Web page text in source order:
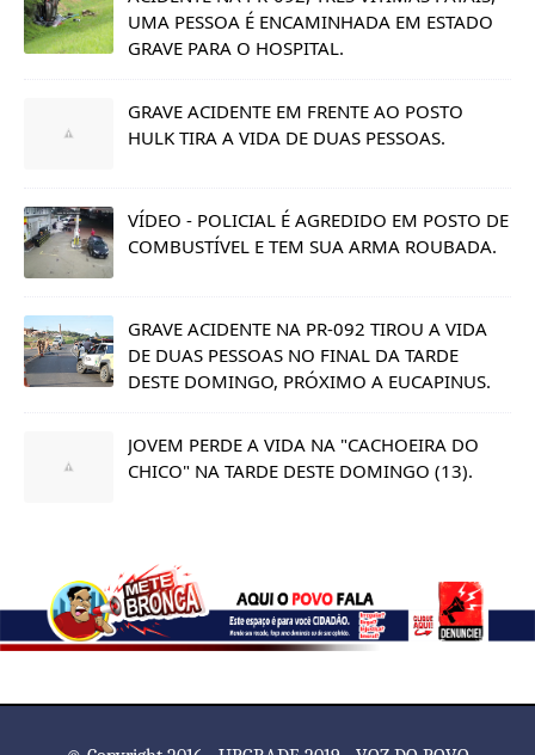
UMA PESSOA É ENCAMINHADA EM ESTADO
GRAVE PARA O HOSPITAL.
GRAVE ACIDENTE EM FRENTE AO POSTO
HULK TIRA A VIDA DE DUAS PESSOAS.
VÍDEO - POLICIAL É AGREDIDO EM POSTO DE
COMBUSTÍVEL E TEM SUA ARMA ROUBADA.
GRAVE ACIDENTE NA PR-092 TIROU A VIDA
DE DUAS PESSOAS NO FINAL DA TARDE
DESTE DOMINGO, PRÓXIMO A EUCAPINUS.
JOVEM PERDE A VIDA NA "CACHOEIRA DO
CHICO" NA TARDE DESTE DOMINGO (13).